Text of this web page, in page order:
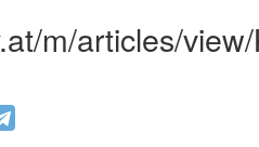
m/articles/